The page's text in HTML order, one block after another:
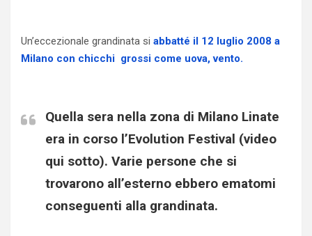
Un’eccezionale grandinata si abbatté il 12 luglio 2008 a
Milano con chicchi grossi come uova, vento.
Quella sera nella zona di Milano Linate
era in corso l’Evolution Festival (video
qui sotto). Varie persone che si
trovarono all’esterno ebbero ematomi
conseguenti alla grandinata.